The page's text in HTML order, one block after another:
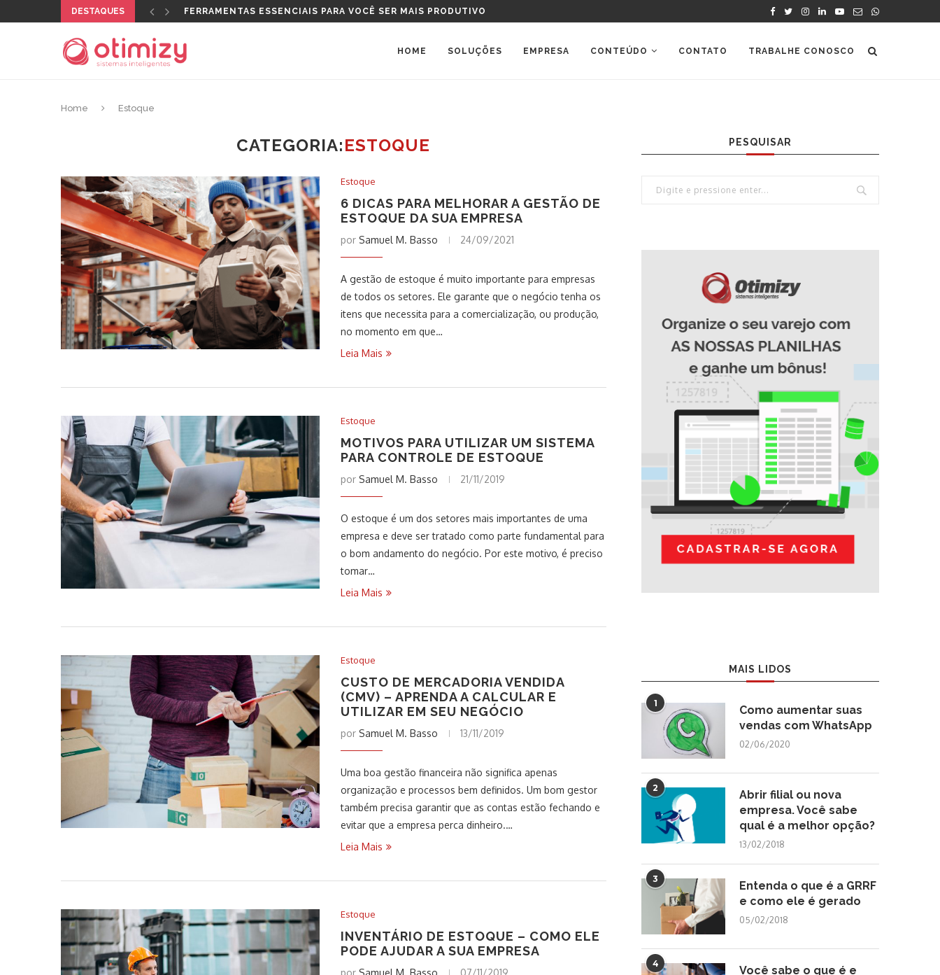
DESTAQUES QUAL CERTIFICADO DIGITAL DEVO COMPRAR?
HOME SOLUÇÕES EMPRESA CONTEÚDO CONTATO TRABALHE CONOSCO
Home Estoque
CATEGORIA:ESTOQUE
Estoque
6 DICAS PARA MELHORAR A GESTÃO DE
ESTOQUE DA SUA EMPRESA
por Samuel M. Basso 24/09/2021
A gestão de estoque é muito importante para empresas
de todos os setores. Ele garante que o negócio tenha os
itens que necessita para a comercialização, ou produção,
no momento em que…
Leia Mais
Estoque
MOTIVOS PARA UTILIZAR UM SISTEMA
PARA CONTROLE DE ESTOQUE
por Samuel M. Basso 21/11/2019
O estoque é um dos setores mais importantes de uma
empresa e deve ser tratado como parte fundamental para
o bom andamento do negócio. Por este motivo, é preciso
tomar…
Leia Mais
Estoque
CUSTO DE MERCADORIA VENDIDA
(CMV) – APRENDA A CALCULAR E
UTILIZAR EM SEU NEGÓCIO
por Samuel M. Basso 13/11/2019
Uma boa gestão financeira não significa apenas
organização e processos bem definidos. Um bom gestor
também precisa garantir que as contas estão fechando e
evitar que a empresa perca dinheiro.…
Leia Mais
Estoque
INVENTÁRIO DE ESTOQUE – COMO ELE
PODE AJUDAR A SUA EMPRESA
por Samuel M. Basso 07/11/2019
PESQUISAR
MAIS LIDOS
1
Como aumentar suas
vendas com WhatsApp
02/06/2020
2
Abrir filial ou nova
empresa. Você sabe
qual é a melhor opção?
13/02/2018
3
Entenda o que é a GRRF
e como ele é gerado
05/02/2018
4
Você sabe o que é e